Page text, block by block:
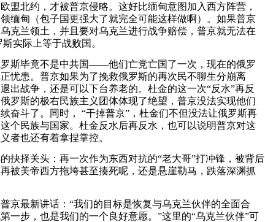
盟北约，才被普京侵略。这好比缅甸意图加入西方阵营，
缅甸（包子国更强大了就完全可能这样做啊）。如果普京
克兰领土，并且要对乌克兰进行战争赔偿，普京就无法在
实际上等于战败国。
斯毕竟不是中共国——他们亡党亡国了一次，现在的俄罗
忧患。普京如果为了挽救俄罗斯的再次民不聊生分崩离
出战争，还是可以下台养老的。杜金的这一次“反水”再反
罗斯的极右民族主义团体体现了绝望，普京没法实现他们
奋斗了。同时， “干掉普京”，杜金们不但没法让俄罗斯再
个民族与国家。杜金反水后再反水，也可以说明普京对这
者也还有着拿捏掌控。
抉择关头：再一次作为东西对抗的“老大哥”打冲锋，被背后
被美帝西方拖垮甚至揍死呢，还是悬崖勒马，跌落深渊抓
京最新讲话：“我们的目标是恢复与乌克兰伙伴的全面合
一步，也是我们的一个良好意愿。”这里的“乌克兰伙伴”可